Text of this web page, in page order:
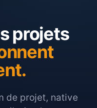
projets
de projet, native